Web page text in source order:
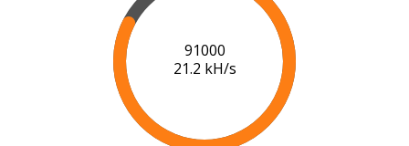
91000
21.2 kH/s